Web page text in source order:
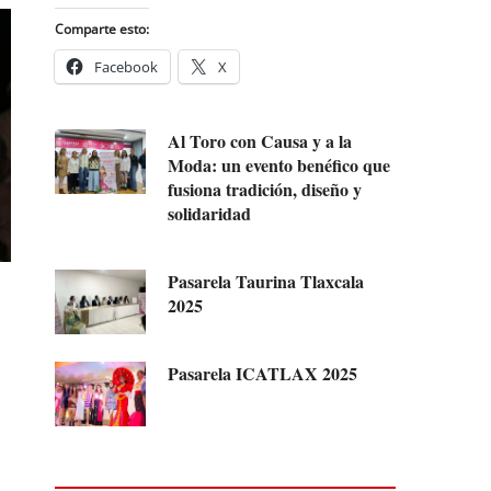
Comparte esto:
Facebook X
Al Toro con Causa y a la
Moda: un evento benéfico que
fusiona tradición, diseño y
solidaridad
Pasarela Taurina Tlaxcala
2025
Pasarela ICATLAX 2025